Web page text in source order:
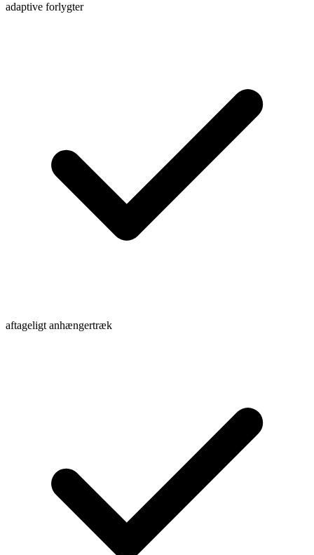
adaptive forlygter
aftageligt anhængertræk